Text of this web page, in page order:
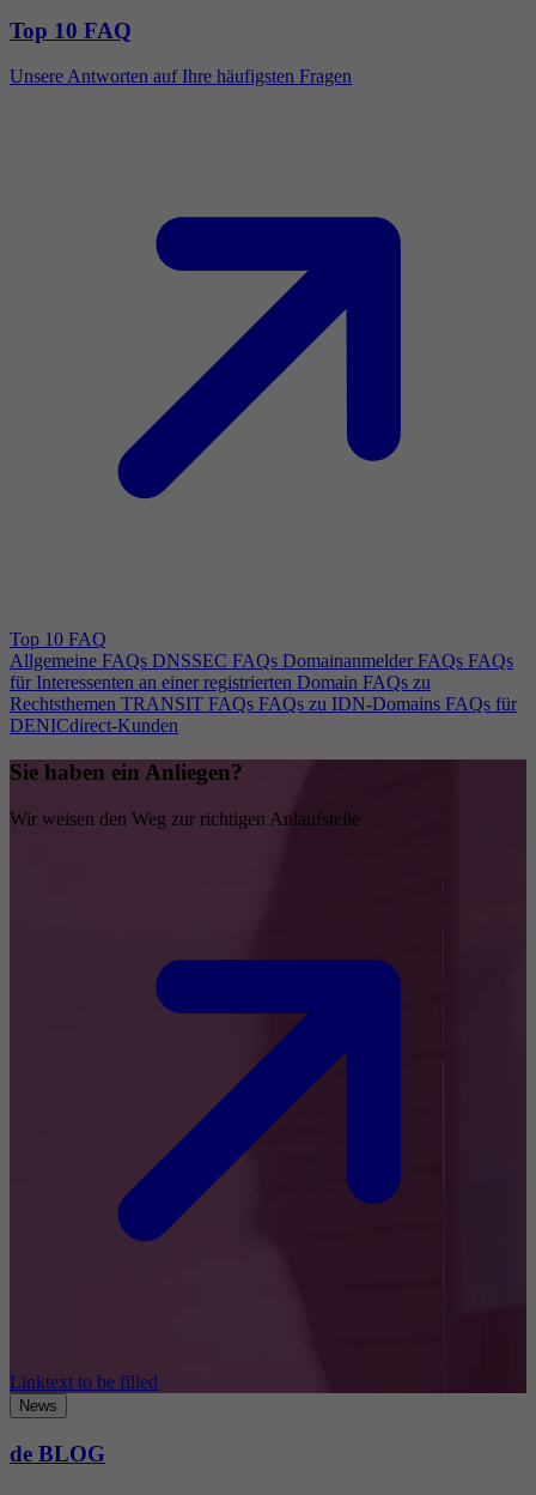
Top 10 FAQ
Unsere Antworten auf Ihre häufigsten Fragen
Top 10 FAQ
Allgemeine FAQs DNSSEC FAQs Domainanmelder FAQs FAQs
für Interessenten an einer registrierten Domain FAQs zu
Rechtsthemen TRANSIT FAQs FAQs zu IDN-Domains FAQs für
DENICdirect-Kunden
Sie haben ein Anliegen?
Wir weisen den Weg zur richtigen Anlaufstelle
Linktext to be filled
News
de BLOG